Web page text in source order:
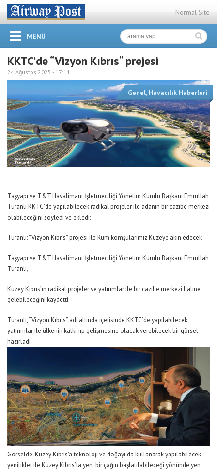
Normal Site
MENÜ
KKTC’de “Vizyon Kıbrıs“ prejesi
24 Ağustos 2025 - 17:11
Genel, Havacılık Haberleri
Taşyapı ve T&T Havalimanı İşletmeciliği Yönetim Kurulu Başkanı Emrullah
Turanlı KKTC’de yapılabilecekradikalprojeler ile adanın bir cazibe merkezi
olabileceğini söyledi ve ekledi;
Turanlı:“Vizyon Kıbrıs”projesi ile Rum komşularımız Kuzeye akın edecek
Taşyapı ve T&T Havalimanı İşletmeciliği Yönetim Kurulu Başkanı Emrullah
Turanlı,
Kuzey Kıbrıs’ın radikal projeler ve yatırımlar ile bir cazibe merkezi haline
gelebileceğini kaydetti.
Turanlı,“Vizyon Kıbrıs” adı altında içerisinde KKTC’de yapılabilecek
yatırımlarile ülkenin kalkınıp gelişmesine olacak verebilecekbir görsel
hazırladı.
Görselde, Kuzey Kıbrıs’a teknoloji ve doğayı da kullanarak yapılabilecek
yenilikler ile Kuzey Kıbrıs’ta yeni bir çağın başlatılabileceği yönünde yeni